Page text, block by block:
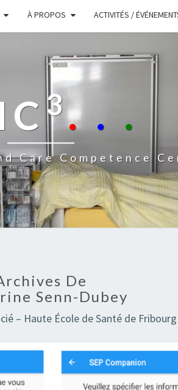
À PROPOS ACTIVITÉS /
3. . .
Care Competence
De
Senn-Dubey
– Haute École de Santé de Fribourg